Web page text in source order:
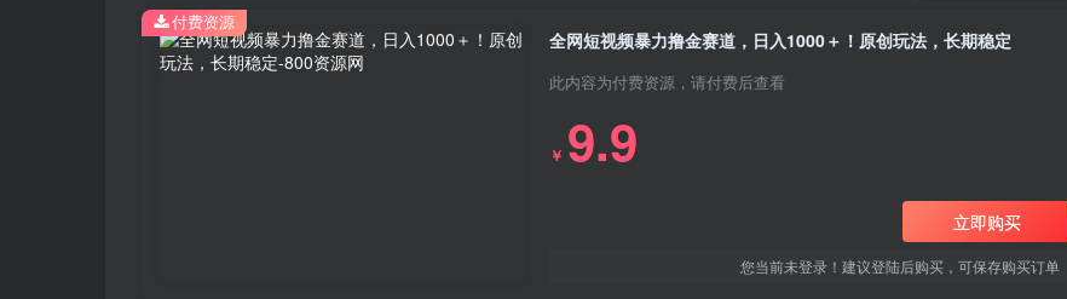
全网短视频暴力撸金赛道，日入1000＋！原创玩法，长期稳定
此内容为付费资源，请付费后查看
￥ 9.9
立即购买
您当前未登录！建议登陆后购买，可保存购买订单
付费资源